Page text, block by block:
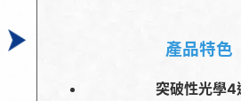
產品特色
突破性光學4